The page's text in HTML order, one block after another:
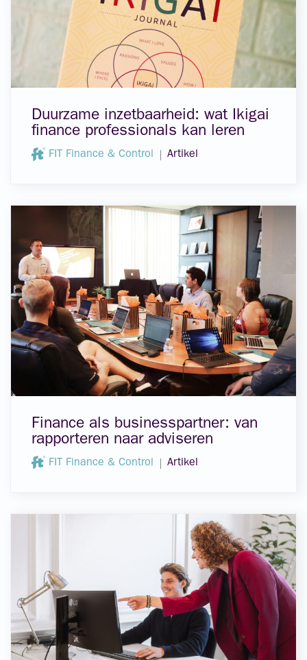
Duurzame inzetbaarheid: wat Ikigai
finance professionals kan leren
FIT Finance & Control Artikel
Finance als businesspartner: van
rapporteren naar adviseren
FIT Finance & Control Artikel